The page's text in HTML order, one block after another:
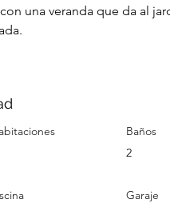
una veranda que da al
Baños
2
Garaje